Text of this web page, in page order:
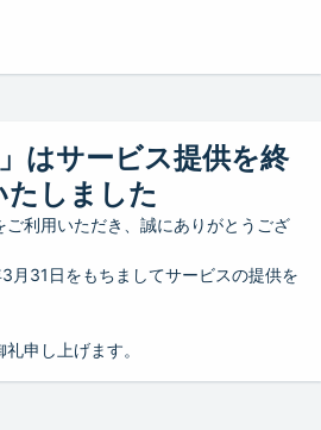
はサービス提供を終
たしました
利用いただき、誠にありがとうござ
月31日をもちましてサービスの提供を
申し上げます。